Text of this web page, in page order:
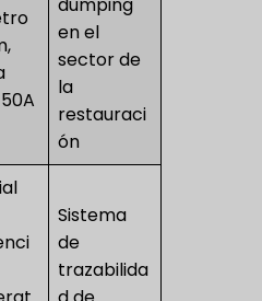
en el
sector de
la
restauraci
ón
Sistema
de
trazabilida